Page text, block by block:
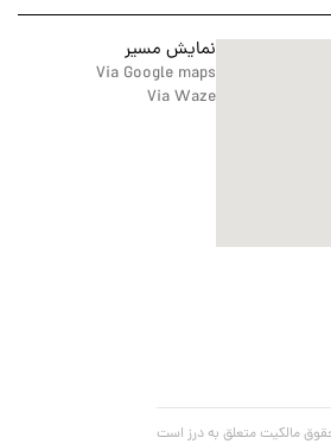
نمایش مسیر
Via Google maps
Via Waze
مالکیت متعلق به درز است